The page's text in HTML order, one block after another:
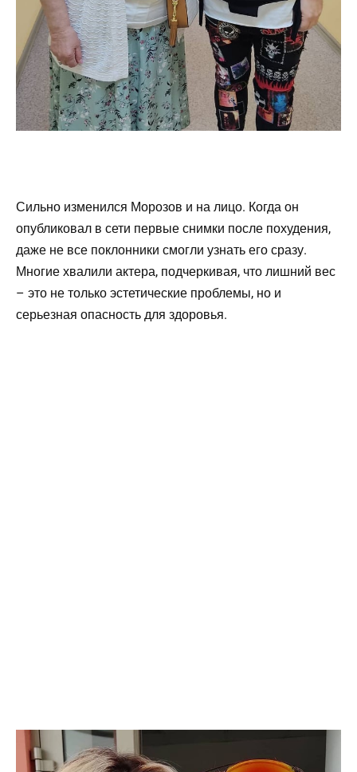
Сильно изменился Морозов и на лицо. Когда он
опубликовал в сети первые снимки после похудения,
даже не все поклонники смогли узнать его сразу.
Многие хвалили актера, подчеркивая, что лишний вес
– это не только эстетические проблемы, но и
серьезная опасность для здоровья.